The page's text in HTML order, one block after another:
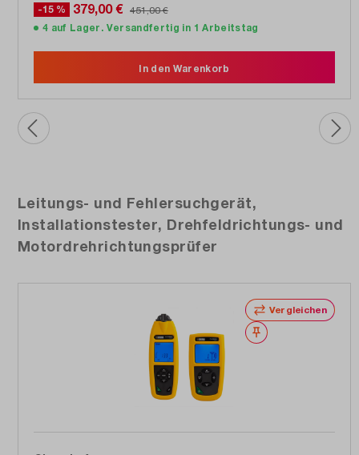
-15 % 379,00 € 451,00 €
4 auf Lager. Versandfertig in 1 Arbeitstag
In den Warenkorb
Produktgalerie überspringen
Leitungs- und Fehlersuchgerät,
Installationstester, Drehfeldrichtungs- und
Motordrehrichtungsprüfer
Vergleichen
Merken